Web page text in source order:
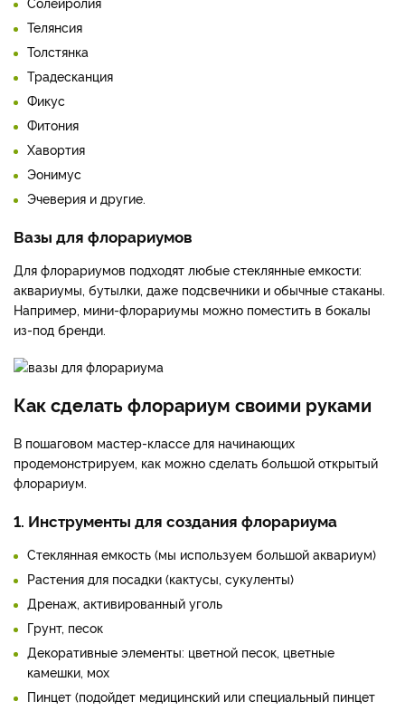
Телянсия
Толстянка
Традесканция
Фикус
Фитония
Хавортия
Эонимус
Эчеверия и другие.
Вазы для флорариумов
Для флорариумов подходят любые стеклянные емкости:
аквариумы, бутылки, даже подсвечники и обычные стаканы.
Например, мини-флорариумы можно поместить в бокалы
из-под бренди.
Как сделать флорариум своими руками
В пошаговом мастер-классе для начинающих
продемонстрируем, как можно сделать большой открытый
флорариум.
1. Инструменты для создания флорариума
Стеклянная емкость (мы используем большой аквариум)
Растения для посадки (кактусы, сукуленты)
Дренаж, активированный уголь
Грунт, песок
Декоративные элементы: цветной песок, цветные
камешки, мох
Пинцет (подойдет медицинский или специальный пинцет